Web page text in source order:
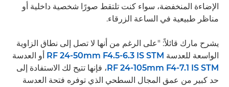
الإضاءة المنخفضة، سواء كنت تلتقط صورًا شخصية داخلية أو
مناظر طبيعية في الساعة الزرقاء.
يشرح مارك قائلاً: "على الرغم من أنها لا تصل إلى نطاق الزاوية
الواسعة للعدسة RF 24-50mm F4.5-6.3 IS STM
أو العدسة
RF 24-105mm F4-7.1 IS STM ، فإنها تتيح لك الاستفادة إلى
حد كبير من عمق المجال السطحي الذي توفره فتحة العدسة